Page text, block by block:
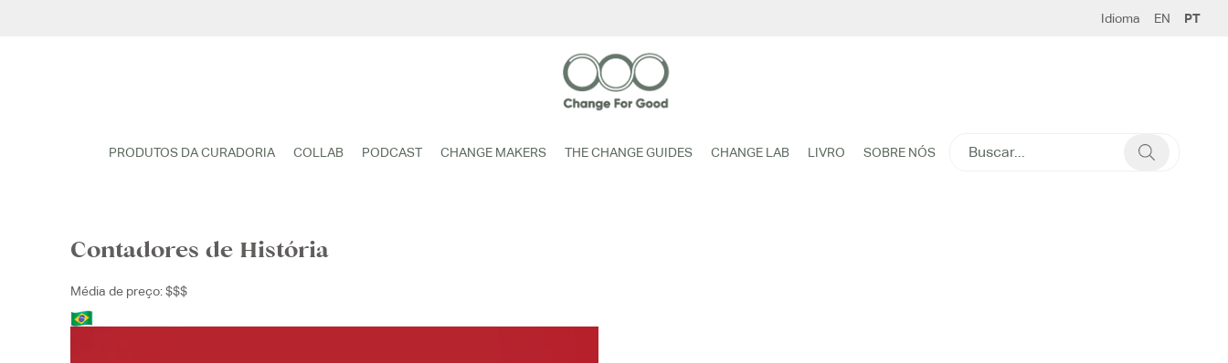
Idioma EN PT
PRODUTOS DA CURADORIA COLLAB PODCAST CHANGE MAKERS THE CHANGE GUIDES CHANGE LAB LIVRO SOBRE NÓS
Contadores de História
Média de preço: $$$